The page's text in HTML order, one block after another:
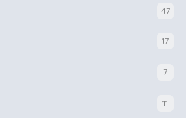
47
17
7
11